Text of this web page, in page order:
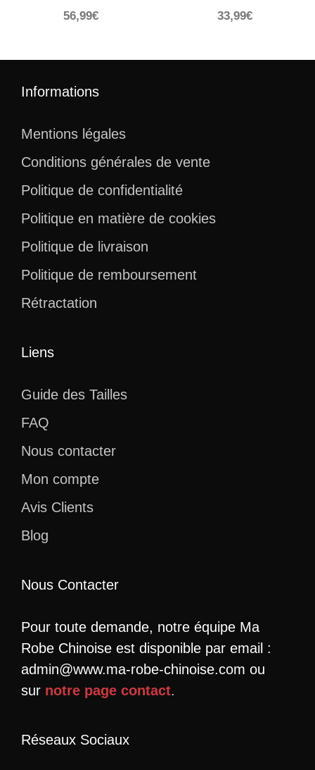
56,99€ 33,99€
Informations
Mentions légales
Conditions générales de vente
Politique de confidentialité
Politique en matière de cookies
Politique de livraison
Politique de remboursement
Rétractation
Liens
Guide des Tailles
FAQ
Nous contacter
Mon compte
Avis Clients
Blog
Nous Contacter
Pour toute demande, notre équipe Ma
Robe Chinoise est disponible par email :
admin@www.ma-robe-chinoise.com ou
sur notre page contact.
Réseaux Sociaux